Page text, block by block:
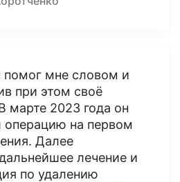
помог мне словом и
при этом своё
марте 2023 года он
операцию на первом
Далее
лечение и
по удалению